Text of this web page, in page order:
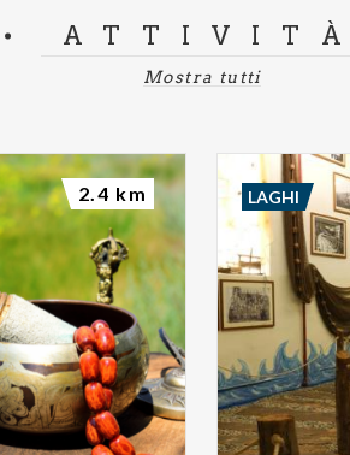
ATTIVITÀ
Mostra tutti
2.4 km LAGHI